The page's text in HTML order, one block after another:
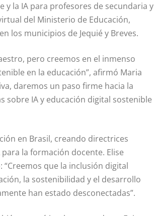
la IA para profesores de secundaria y
del Ministerio de Educación,
los municipios de Jequié y Breves.
pero creemos en el inmenso
en la educación”, afirmó Maria
daremos un paso firme hacia la
sobre IA y educación digital sostenible
en Brasil, creando directrices
la formación docente. Elise
que la inclusión digital
la sostenibilidad y el desarrollo
han estado desconectadas”.